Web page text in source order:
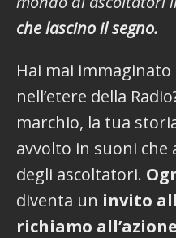
che lascino il segno.
Hai mai immaginato
nell’etere della
marchio, la tua
avvolto in suoni che
degli ascoltatori.
diventa un invito
richiamo all’azione